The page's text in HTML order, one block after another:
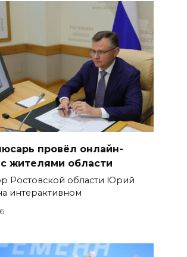
провёл онлайн-
жителями области
Ростовской области Юрий
интерактивном